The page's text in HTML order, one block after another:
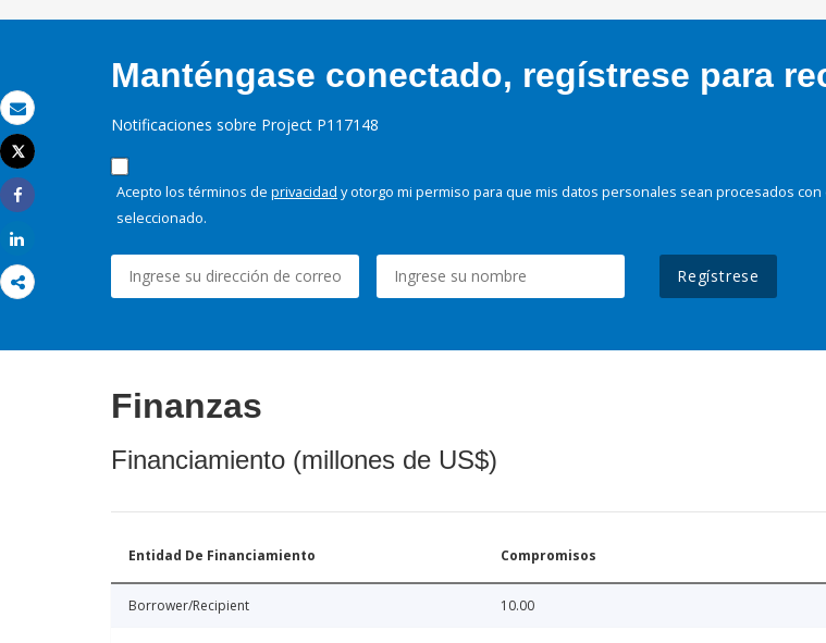
Correo electrónico
Imprimir
Tweet
Share
Manténgase conectado, regístrese para
Notificaciones sobre Project P117148
Acepto los términos de privacidad y otorgo mi permiso para que mis datos personales sean procesados
seleccionado.
Regístrese
Finanzas
Financiamiento (millones de US$)
Entidad De Financiamiento Compromisos
Borrower/Recipient 10.00